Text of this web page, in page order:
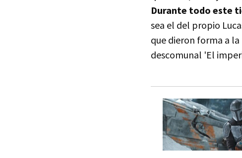
Durante todo este
sea el del propio
que dieron forma a
descomunal 'El